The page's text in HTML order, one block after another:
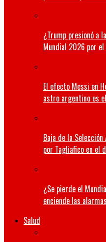
¿Trump presionó a
Mundial 2026 por
El efecto Messi en
astro argentino es
Baja de la
por Tagliafico en el
¿Se pierde el
enciende las
Salud